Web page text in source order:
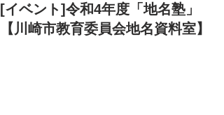
[イベント]令和4年度「地名塾」
【川崎市教育委員会地名資料室】